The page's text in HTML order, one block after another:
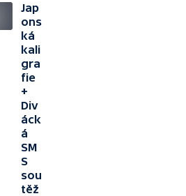
Jap
ons
ká
kali
gra
fie
+
Div
áck
á
SM
S
sou
těž